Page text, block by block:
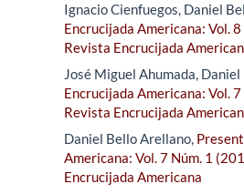
Ignacio Cienfuegos, Daniel
Encrucijada Americana: Vol.
Revista Encrucijada
José Miguel Ahumada, Daniel
Encrucijada Americana: Vol.
Revista Encrucijada
Daniel Bello Arellano,
Americana: Vol. 7 Núm. 1
Encrucijada Americana